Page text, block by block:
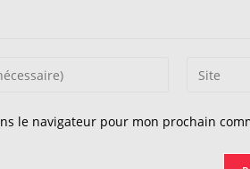
Saisir
le navigateur pour mon prochain